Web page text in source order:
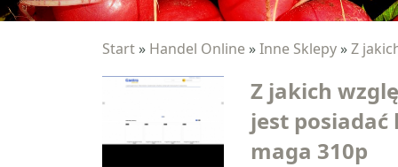
Start » Handel Online »Inne Sklepy »Z
Z jakich
jest
maga 310p